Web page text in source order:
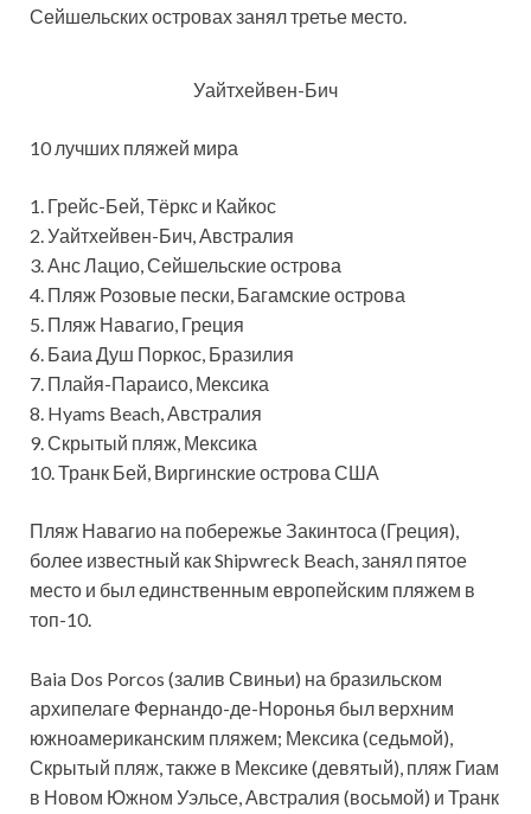
Сейшельских островах занял третье место.
Уайтхейвен-Бич
10 лучших пляжей мира
1. Грейс-Бей, Тёркс и Кайкос
2. Уайтхейвен-Бич, Австралия
3. Анс Лацио, Сейшельские острова
4. Пляж Розовые пески, Багамские острова
5. Пляж Навагио, Греция
6. Баиа Душ Поркос, Бразилия
7. Плайя-Параисо, Мексика
8. Hyams Beach, Австралия
9. Скрытый пляж, Мексика
10. Транк Бей, Виргинские острова США
Пляж Навагио на побережье Закинтоса (Греция),
более известный как Shipwreck Beach, занял пятое
место и был единственным европейским пляжем в
топ-10.
Baia Dos Porcos (залив Свиньи) на бразильском
архипелаге Фернандо-де-Норонья был верхним
южноамериканским пляжем; Мексика (седьмой),
Скрытый пляж, также в Мексике (девятый), пляж Гиам
в Новом Южном Уэльсе, Австралия (восьмой) и Транк